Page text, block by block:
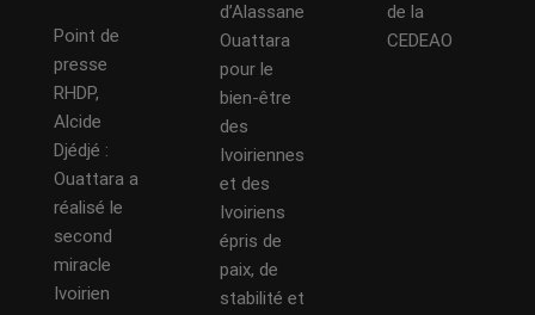
Point de
presse
RHDP,
Alcide
Djédjé :
Ouattara a
réalisé le
second
miracle
Ivoirien
d’Alassane
Ouattara
pour le
bien-être
des
Ivoiriennes
et des
Ivoiriens
épris de
paix, de
stabilité et
de la
CEDEAO